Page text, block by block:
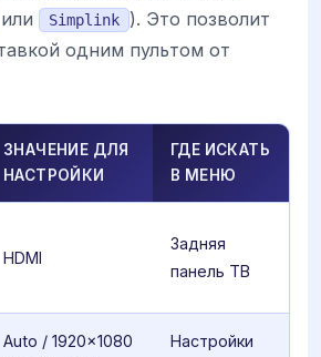
или Simplink
). Это позволит
одним пультом от
ЗНАЧЕНИЕ ДЛЯ
НАСТРОЙКИ
ГДЕ ИСКАТЬ
В МЕНЮ
HDMI
Задняя
панель ТВ
Auto / 1920x1080
Настройки